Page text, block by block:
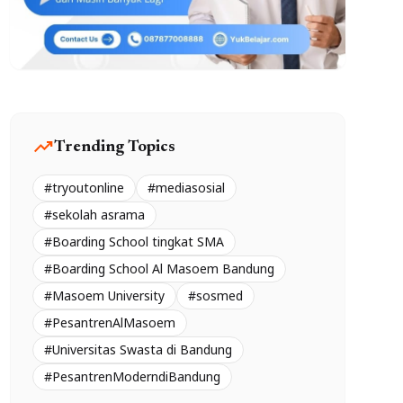
trending_upTrending Topics
#tryoutonline
#mediasosial
#sekolah asrama
#Boarding School tingkat SMA
#Boarding School Al Masoem Bandung
#Masoem University
#sosmed
#PesantrenAlMasoem
#Universitas Swasta di Bandung
#PesantrenModerndiBandung